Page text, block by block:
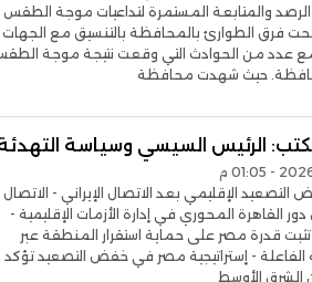
والمتابعة المستمرة لتداعيات موجة الطقس
فرق الطوارئ بالمحافظة بالتنسيق مع الجهات
مع عدد من الحوادث التي وقعت نتيجة موجة
حيث شهدت محافظة
الرئيس السيسي وسياسة
الإقليمي بعد الاتصال الإيراني - الاتصال
القاهرة المحوري في إدارة الأزمات الإقليمية -
قدرة مصر على حماية استقرار المنطقة عبر
الفاعلة - إستراتيجية مصر في خفض التصعيد تؤكد
الشرق الأوسط